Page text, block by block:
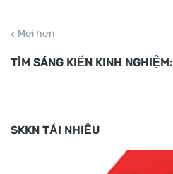
Mới hơn
TÌM SÁNG KIẾN KINH NGHIỆM:
SKKN TẢI NHIỀU